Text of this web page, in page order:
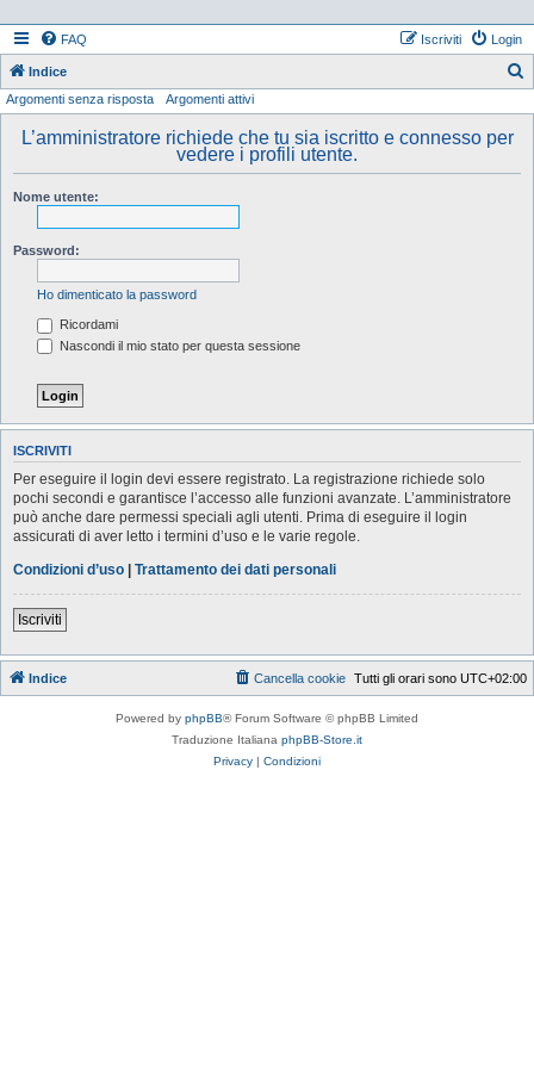
FAQ Login
Iscriviti
Indice
Argomenti senza risposta Argomenti attivi
L’amministratore richiede che tu sia iscritto e connesso per
vedere i profili utente.
Nome utente:
Password:
Ho dimenticato la password
Ricordami
Nascondi il mio stato per questa sessione
ISCRIVITI
Per eseguire il login devi essere registrato. La registrazione richiede solo
pochi secondi e garantisce l’accesso alle funzioni avanzate. L’amministratore
può anche dare permessi speciali agli utenti. Prima di eseguire il login
assicurati di aver letto i termini d’uso e le varie regole.
Condizioni d’uso | Trattamento dei dati personali
Iscriviti
Indice Tutti gli orari sono UTC+02:00
Cancella cookie
Powered by phpBB® Forum Software © phpBB Limited
Traduzione Italiana phpBB-Store.it
Privacy | Condizioni